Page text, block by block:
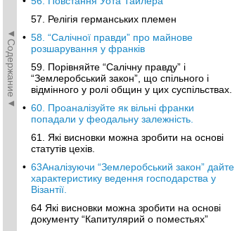
◄Содержание◄
57. Релігія германських племен
• 58. “Салічної правди” про майнове
розшарування у франків
59. Порівняйте “Салічну правду” і
“Землеробський закон”, що спільного і
відмінного у ролі общин у цих суспільствах.
• 60. Проаналізуйте як вільні франки
попадали у феодальну залежність.
61. Які висновки можна зробити на основі
статутів цехів.
• 63Аналізуючи “Землеробський закон” дайте
характеристику ведення господарства у
Візантії.
64 Які висновки можна зробити на основі
документу “Капитулярий о поместьях”